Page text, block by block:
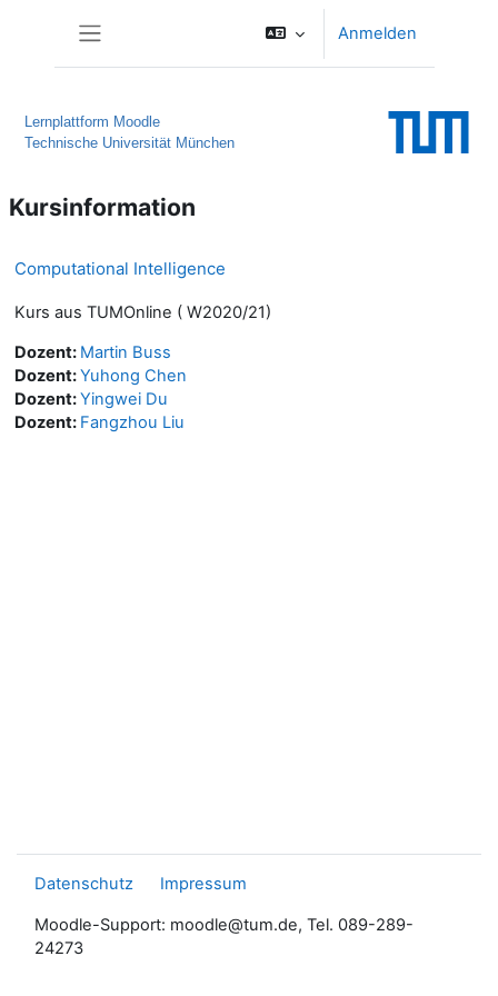
Anmelden
Lernplattform Moodle
Technische Universität München
Kursinformation
Computational Intelligence
Kurs aus TUMOnline ( W2020/21)
Dozent: Martin Buss
Dozent:Yuhong Chen
Dozent:Yingwei Du
Dozent: Fangzhou Liu
Datenschutz Impressum
Moodle-Support: moodle@tum.de, Tel. 089-289-
24273